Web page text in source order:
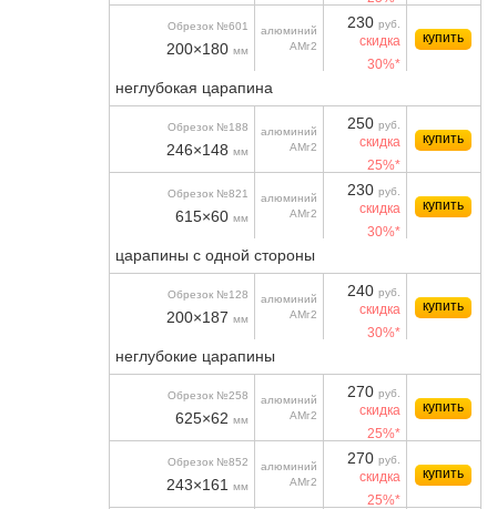
Обрезок №601
200×180 мм
алюминий
АМг2
230 руб.
скидка
30%*
купить
неглубокая царапина
Обрезок №188
246×148 мм
алюминий
АМг2
250 руб.
скидка
25%*
купить
Обрезок №821
615×60 мм
алюминий
АМг2
230 руб.
скидка
30%*
купить
царапины с одной стороны
Обрезок №128
200×187 мм
алюминий
АМг2
240 руб.
скидка
30%*
купить
неглубокие царапины
Обрезок №258
625×62 мм
алюминий
АМг2
270 руб.
скидка
25%*
купить
Обрезок №852
243×161 мм
алюминий
АМг2
270 руб.
скидка
25%*
купить